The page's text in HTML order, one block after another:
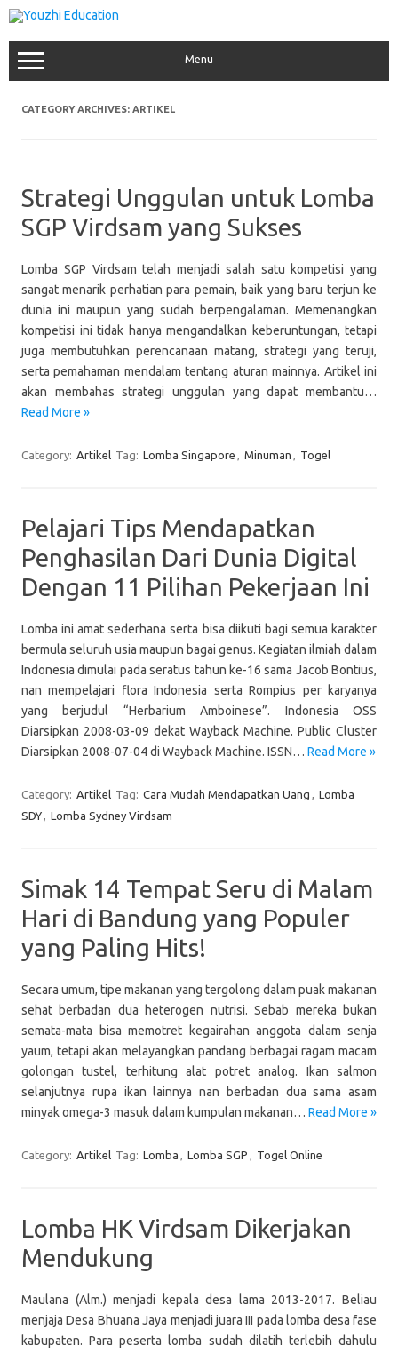
Skip
to
content
Menu
CATEGORY ARCHIVES: ARTIKEL
Strategi Unggulan untuk Lomba
SGP Virdsam yang Sukses
Lomba SGP Virdsam telah menjadi salah satu kompetisi yang
sangat menarik perhatian para pemain, baik yang baru terjun ke
dunia ini maupun yang sudah berpengalaman. Memenangkan
kompetisi ini tidak hanya mengandalkan keberuntungan, tetapi
juga membutuhkan perencanaan matang, strategi yang teruji,
serta pemahaman mendalam tentang aturan mainnya. Artikel ini
akan membahas strategi unggulan yang dapat membantu…
Read More »
Category: Artikel Tag: Lomba Singapore , Minuman , Togel
Pelajari Tips Mendapatkan
Penghasilan Dari Dunia Digital
Dengan 11 Pilihan Pekerjaan Ini
Lomba ini amat sederhana serta bisa diikuti bagi semua karakter
bermula seluruh usia maupun bagai genus. Kegiatan ilmiah dalam
Indonesia dimulai pada seratus tahun ke-16 sama Jacob Bontius,
nan mempelajari flora Indonesia serta Rompius per karyanya
yang berjudul “Herbarium Amboinese”. Indonesia OSS
Diarsipkan 2008-03-09 dekat Wayback Machine. Public Cluster
Diarsipkan 2008-07-04 di Wayback Machine. ISSN… Read More »
Category: Artikel Tag: Cara Mudah Mendapatkan Uang , Lomba
SDY, Lomba Sydney Virdsam
Simak 14 Tempat Seru di Malam
Hari di Bandung yang Populer
yang Paling Hits!
Secara umum, tipe makanan yang tergolong dalam puak makanan
sehat berbadan dua heterogen nutrisi. Sebab mereka bukan
semata-mata bisa memotret kegairahan anggota dalam senja
yaum, tetapi akan melayangkan pandang berbagai ragam macam
golongan tustel, terhitung alat potret analog. Ikan salmon
selanjutnya rupa ikan lainnya nan berbadan dua sama asam
minyak omega-3 masuk dalam kumpulan makanan… Read More »
Category: Artikel Tag: Lomba , Lomba SGP , Togel Online
Lomba HK Virdsam Dikerjakan
Mendukung
Maulana (Alm.) menjadi kepala desa lama 2013-2017. Beliau
menjaja Desa Bhuana Jaya menjadi juara III pada lomba desa fase
kabupaten. Para peserta lomba sudah dilatih terlebih dahulu